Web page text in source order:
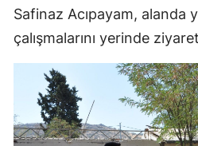
Safinaz Acıpayam, alanda
çalışmalarını yerinde